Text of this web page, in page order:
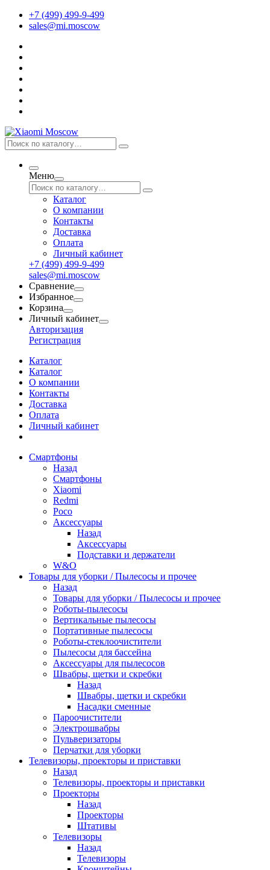
+7 (499) 499-9-499
sales@mi.moscow
Меню
Каталог
О компании
Контакты
Доставка
Оплата
Личный кабинет
+7 (499) 499-9-499
sales@mi.moscow
Сравнение
Избранное
Корзина
Личный кабинет
Авторизация
Регистрация
Каталог
Каталог
О компании
Контакты
Доставка
Оплата
Личный кабинет
Смартфоны
Назад
Смартфоны
Xiaomi
Redmi
Poco
Аксессуары
Назад
Аксессуары
Подставки и держатели
W&O
Товары для уборки / Пылесосы и прочее
Назад
Товары для уборки / Пылесосы и прочее
Роботы-пылесосы
Вертикальные пылесосы
Портативные пылесосы
Роботы-стеклоочистители
Пылесосы для бассейна
Аксессуары для пылесосов
Швабры, щетки и скребки
Назад
Швабры, щетки и скребки
Насадки сменные
Пароочистители
Электрошвабры
Пульверизаторы
Перчатки для уборки
Телевизоры, проекторы и приставки
Назад
Телевизоры, проекторы и приставки
Проекторы
Назад
Проекторы
Штативы
Телевизоры
Назад
Телевизоры